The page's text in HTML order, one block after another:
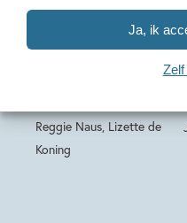
Ja, ik
Zelf
Lekker luisteren
1 – Lekker
Reggie Naus, Lizette de
Koning